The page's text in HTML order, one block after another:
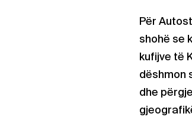
Për
shohë se
kufijve të
dëshmon
dhe